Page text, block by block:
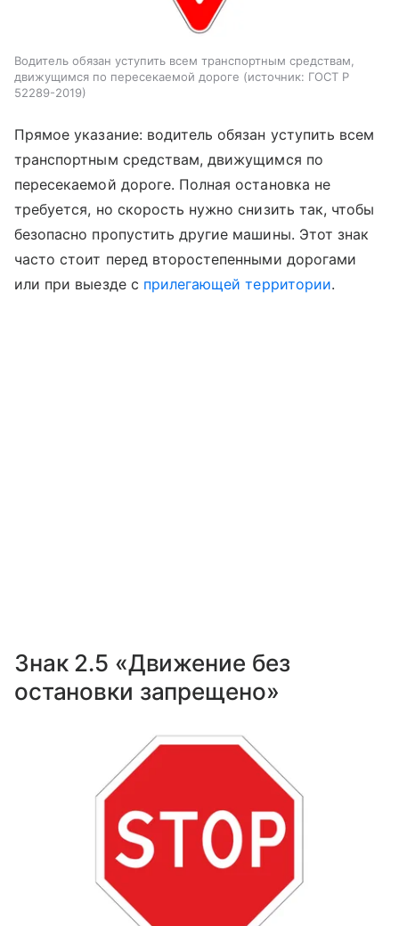
Водитель обязан уступить всем транспортным средствам,
движущимся по пересекаемой дороге
источник: ГОСТ Р
52289-2019
Прямое указание: водитель обязан уступить всем
транспортным средствам, движущимся по
пересекаемой дороге. Полная остановка не
требуется, но скорость нужно снизить так, чтобы
безопасно пропустить другие машины. Этот знак
часто стоит перед второстепенными дорогами
или при выезде с прилегающей территории.
Знак 2.5 «Движение без
остановки запрещено»